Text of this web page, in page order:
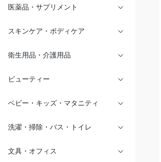
医薬品・サプリメント
スキンケア・ボディケア
衛生用品・介護用品
ビューティー
ベビー・キッズ・マタニティ
洗濯・掃除・バス・トイレ
文具・オフィス